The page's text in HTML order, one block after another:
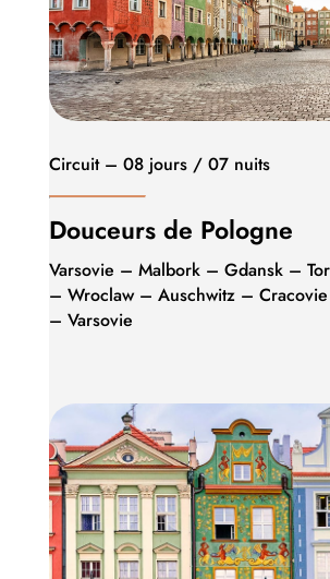
Circuit – 08 jours / 07 nuits
Douceurs de Pologne
Varsovie – Malbork – Gdansk –
– Wroclaw – Auschwitz –
– Varsovie